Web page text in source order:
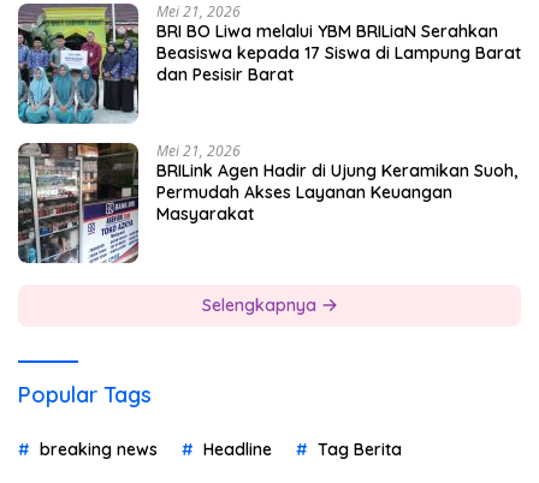
Mei 21, 2026
BRI BO Liwa melalui YBM BRILiaN Serahkan
Beasiswa kepada 17 Siswa di Lampung Barat
dan Pesisir Barat
Mei 21, 2026
BRILink Agen Hadir di Ujung Keramikan Suoh,
Permudah Akses Layanan Keuangan
Masyarakat
Selengkapnya
Popular Tags
breaking news Headline Tag Berita